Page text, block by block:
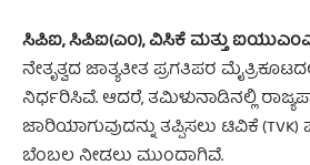
ಸಿಪಿಐ, ಸಿಪಿಐ(ಎಂ), ವಿಸಿಕೆ ಮತ್ತು
ನೇತೃತ್ವದ ಜಾತ್ಯತೀತ ಪ್ರಗತಿಪರ
ನಿರ್ಧರಿಸಿವೆ. ಆದರೆ, ತಮಿಳುನಾಡಿನಲ್ಲಿ
ಜಾರಿಯಾಗುವುದನ್ನು ತಪ್ಪಿಸಲು ಟಿವಿಕೆ (TVK)
ಬೆಂಬಲ ನೀಡಲು ಮುಂದಾಗಿವೆ.